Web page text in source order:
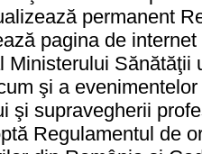
permanent
pagina de
Ministerului Sănătăţii
şi a
şi supravegherii
Regulamentul de